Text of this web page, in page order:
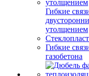
Гибкие
утолщением
Гибкие
газобетона